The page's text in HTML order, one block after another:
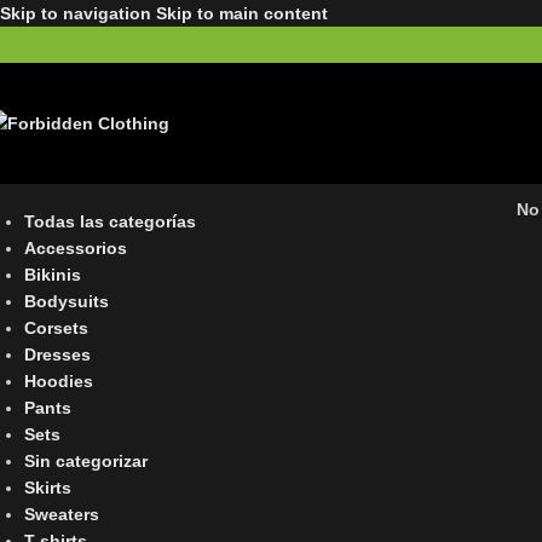
Skip to navigation Skip to main content
Todas las categorías
Accessorios
Bikinis
Bodysuits
Corsets
Dresses
Hoodies
Pants
Sets
Sin categorizar
Skirts
Sweaters